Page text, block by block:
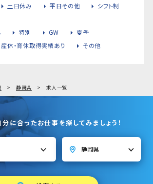
土日休み 平日その他
シフト制
特別 GW
夏季
産休・育休取得実績あり その他
静岡県 求人一覧
分に合ったお仕事を探してみましょう！